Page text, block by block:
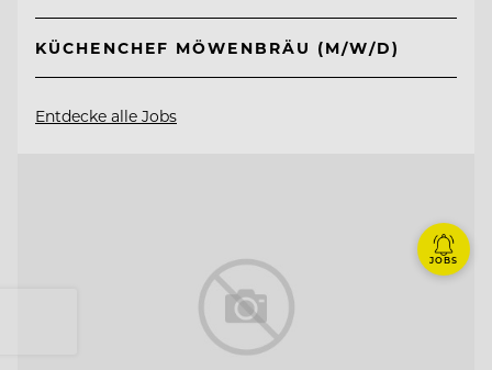
KÜCHENCHEF MÖWENBRÄU (M/W/D)
Entdecke alle Jobs
JOBS